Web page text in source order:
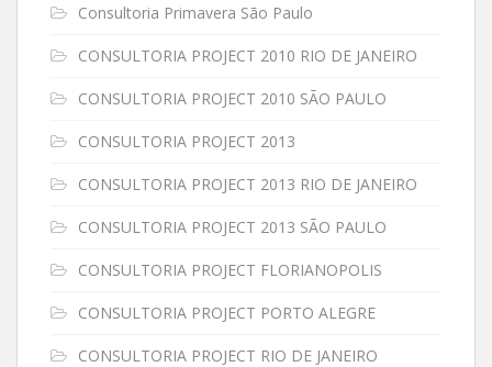
Consultoria Primavera São Paulo
CONSULTORIA PROJECT 2010 RIO DE JANEIRO
CONSULTORIA PROJECT 2010 SÃO PAULO
CONSULTORIA PROJECT 2013
CONSULTORIA PROJECT 2013 RIO DE JANEIRO
CONSULTORIA PROJECT 2013 SÃO PAULO
CONSULTORIA PROJECT FLORIANOPOLIS
CONSULTORIA PROJECT PORTO ALEGRE
CONSULTORIA PROJECT RIO DE JANEIRO